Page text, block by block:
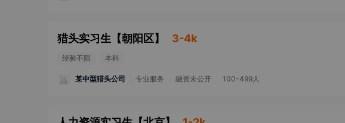
猎头实习生 【朝阳区】 3-4k
经验不限 本科
某中型猎头公司 专业服务 融资未公开 100-499人